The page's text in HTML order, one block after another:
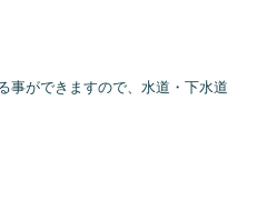
事ができますので、水道・下水道